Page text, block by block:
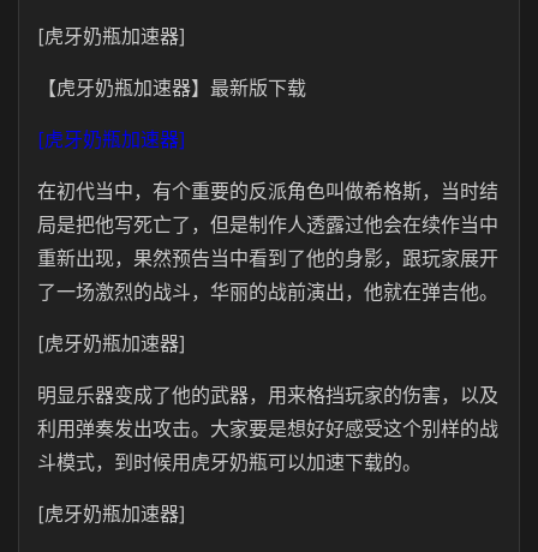
[虎牙奶瓶加速器]
【虎牙奶瓶加速器】最新版下载
[虎牙奶瓶加速器]
在初代当中，有个重要的反派角色叫做希格斯，当时结
局是把他写死亡了，但是制作人透露过他会在续作当中
重新出现，果然预告当中看到了他的身影，跟玩家展开
了一场激烈的战斗，华丽的战前演出，他就在弹吉他。
[虎牙奶瓶加速器]
明显乐器变成了他的武器，用来格挡玩家的伤害，以及
利用弹奏发出攻击。大家要是想好好感受这个别样的战
斗模式，到时候用虎牙奶瓶可以加速下载的。
[虎牙奶瓶加速器]